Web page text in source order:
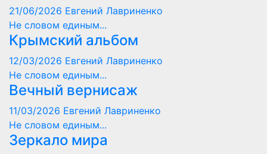
21/06/2026 Евгений Лавриненко
Не словом единым...
Крымский альбом
12/03/2026 Евгений Лавриненко
Не словом единым...
Вечный вернисаж
11/03/2026 Евгений Лавриненко
Не словом единым...
Зеркало мира